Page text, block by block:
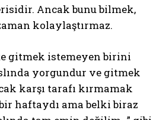
Ancak bunu bilmek,
kolaylaştırmaz.
gitmek istemeyen birini
yorgundur ve gitmek
karşı tarafı kırmamak
haftaydı ama belki biraz